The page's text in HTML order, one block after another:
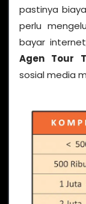
pastinya
perlu
bayar
Agen Tour
sosial media